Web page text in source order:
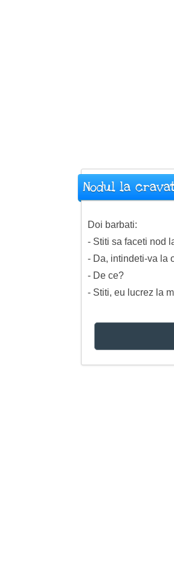
Nodul la
Doi barbati:
- Stiti sa faceti nod
- Da, intindeti-va la
- De ce?
- Stiti, eu lucrez la